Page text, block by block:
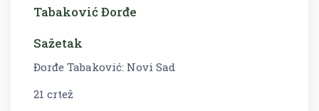
Tabaković Đorđe
Sažetak
Đorđe Tabaković: Novi Sad
21 crtež